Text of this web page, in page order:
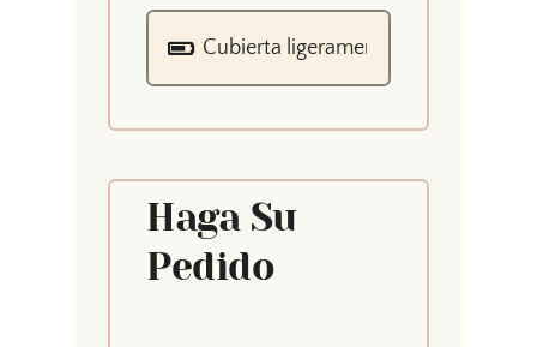
Haga Su
Pedido